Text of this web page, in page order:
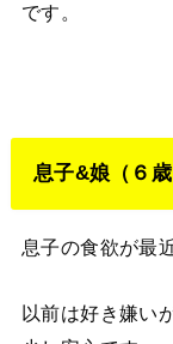
です。
息子&娘（６
息子の食欲が最
以前は好き嫌い